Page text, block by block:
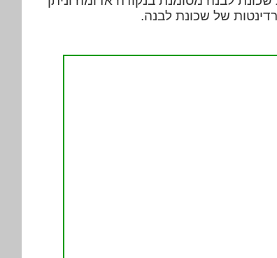
של שכונת לבנה.